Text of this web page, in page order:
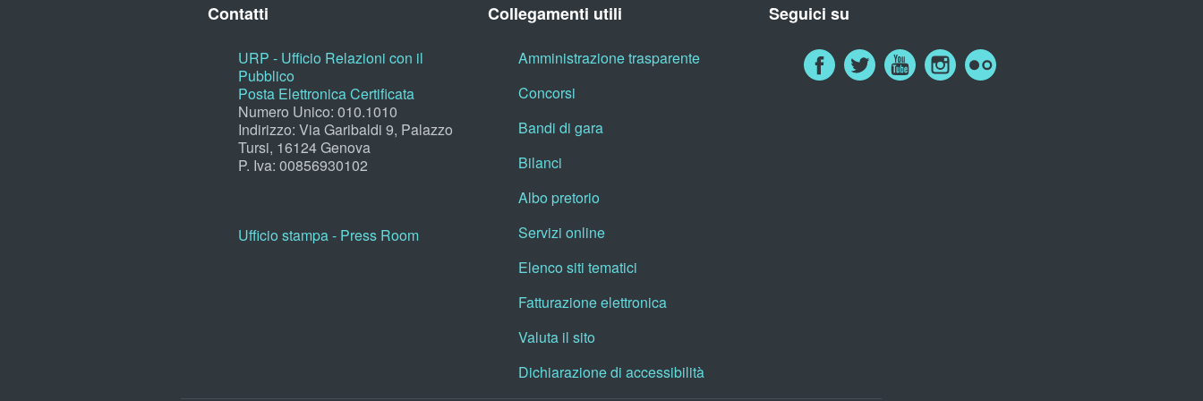
Contatti
URP - Ufficio Relazioni con il
Pubblico
Posta Elettronica Certificata
Numero Unico: 010.1010
Indirizzo: Via Garibaldi 9, Palazzo
Tursi, 16124 Genova
P. Iva: 00856930102
Ufficio stampa - Press Room
Collegamenti utili
Amministrazione trasparente
Concorsi
Bandi di gara
Bilanci
Albo pretorio
Servizi online
Elenco siti tematici
Fatturazione elettronica
Valuta il sito
Dichiarazione di accessibilità
Seguici su